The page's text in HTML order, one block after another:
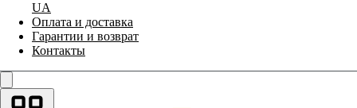
UA
Оплата и доставка
Гарантии и возврат
Контакты